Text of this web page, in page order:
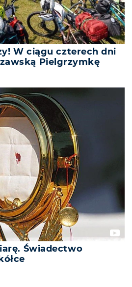
W ciągu czterech dni
Pielgrzymkę
Świadectwo